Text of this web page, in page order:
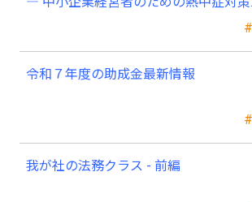
令和７年度の助成金最新情報
我が社の法務クラス - 前編